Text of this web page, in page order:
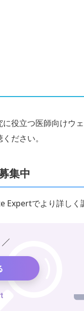
役立つ医師向けウ
ださい。
集中
Expertでより詳しく